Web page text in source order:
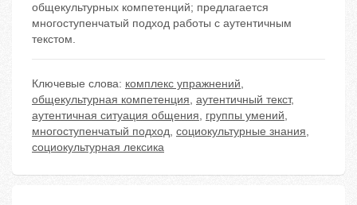
общекультурных компетенций; предлагается
многоступенчатый подход работы с аутентичным
текстом.
Ключевые слова: комплекс упражнений,
общекультурная компетенция, аутентичный текст,
аутентичная ситуация общения, группы умений,
многоступенчатый подход, социокультурные знания,
социокультурная лексика